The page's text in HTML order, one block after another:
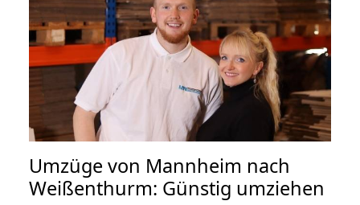
Umzüge von Mannheim nach
Weißenthurm: Günstig umziehen